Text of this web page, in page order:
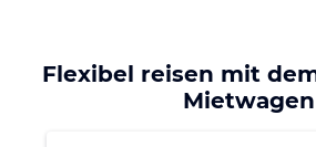
deutlich kürzer. In erster Linie ist die
unzähligen Möglichkeiten seine
Flexibel reisen mit
Mietwagen